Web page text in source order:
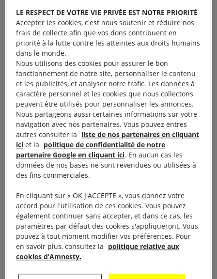
Présence du groupe Les Abers à la projection du
film « Une femme iranienne et signature des 10 cas
des 10 jours pour signer
Projection de film à 17h30 au Centre Culturel
Place Cheminant 29260 Saint Renan
Le groupe Amnesty Les Abers sera présent à la
séance de cinéma organisée au Centre Culturel de
Saint-Renan par le cinéma Le Bretagne le dimanche
4 décembre à 17h30 au cours de laquelle le film
LE RESPECT DE VOTRE VIE PRIVÉE EST NOTRE PRIORITÉ
Accepter les cookies, c'est nous soutenir et réduire nos
frais de collecte afin que vos dons contribuent en
priorité à la lutte contre les atteintes aux droits humains
dans le monde.
Nous utilisons des cookies pour assurer le bon
fonctionnement de notre site, personnaliser le contenu
et les publicités, et analyser notre trafic. Les données à
caractère personnel et les cookies que nous collectons
peuvent être utilisés pour personnaliser les annonces.
Nous partageons aussi certaines informations sur votre
navigation avec nos partenaires. Vous pouvez entres
autres consulter la liste de nos partenaires en cliquant
ici et la politique de confidentialité de notre
partenaire Google en cliquant ici. En aucun cas les
données de nos bases ne sont revendues ou utilisées à
des fins commerciales.
En cliquant sur « OK J'ACCEPTE », vous donnez votre
accord pour l'utilisation de ces cookies. Vous pouvez
également continuer sans accepter, et dans ce cas, les
paramètres par défaut des cookies s'appliqueront. Vous
pouvez à tout moment modifier vos préférences. Pour
en savoir plus, consultez la politique relative aux
cookies d’Amnesty.